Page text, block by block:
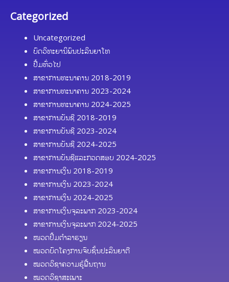
Categorized
Uncategorized
ບົດວິທະຍານິພົນປະລິນຍາໂທ
ປື້ມທົ່ວໄປ
ສາຂາການທະນາຄານ 2018-2019
ສາຂາການທະນາຄານ 2023-2024
ສາຂາການທະນາຄານ 2024-2025
ສາຂາການບັນຊີ 2018-2019
ສາຂາການບັນຊີ 2023-2024
ສາຂາການບັນຊີ 2024-2025
ສາຂາການບັນຊີແລະກວດສອບ 2024-2025
ສາຂາການເງິນ 2018-2019
ສາຂາການເງິນ 2023-2024
ສາຂາການເງິນ 2024-2025
ສາຂາການເງິນຈຸລະພາກ 2023-2024
ສາຂາການເງິນຈຸລະພາກ 2024-2025
ໜວດປຶ້ມຕຳລາຮຽນ
ໝວດບົດໂຄງການຈົບຊັ້ນປະລິນຍາຕີ
ໝວດວິຊາຄວາມຮູ້ຟື້ນຖານ
ໝວດວິຊາສະເພາະ